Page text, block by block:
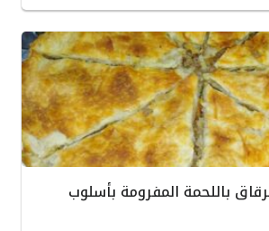
باللحمة المفرومة بأسلوب